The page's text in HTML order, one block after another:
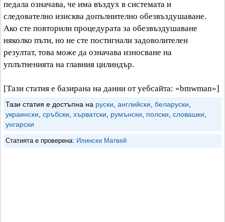
педала означава, че има въздух в системата и
следователно изисква допълнително обезвъздушаване.
Ако сте повторили процедурата за обезвъздушаване
няколко пъти, но не сте постигнали задоволителен
резултат, това може да означава износване на
уплътненията на главния цилиндър.
[Тази статия е базирана на данни от уебсайта: «bmwman»]
Тази статия е достъпна на руски английски беларуски
украински сръбски хърватски румънски полски словашки
унгарски
Статията е проверена: Илински Матвей